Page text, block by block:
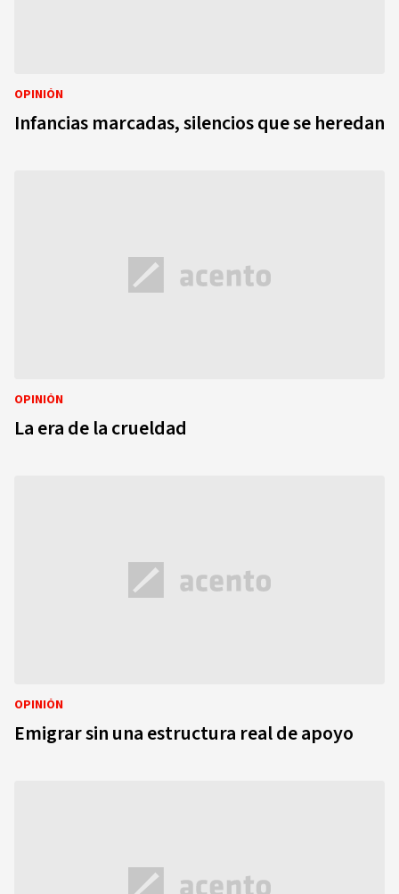
OPINIÓN
Infancias marcadas, silencios que se heredan
OPINIÓN
La era de la crueldad
OPINIÓN
Emigrar sin una estructura real de apoyo